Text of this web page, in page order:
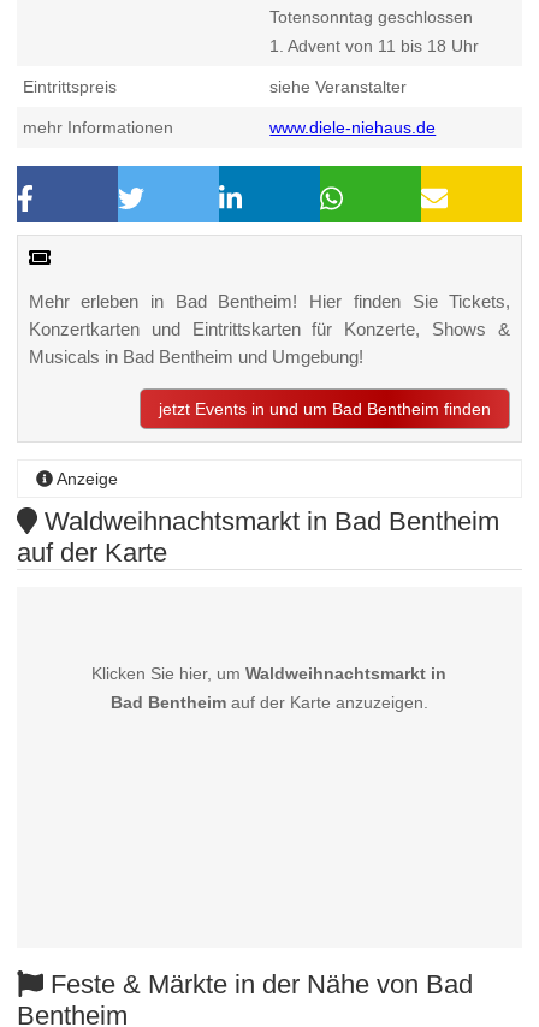
Totensonntag geschlossen
1. Advent von 11 bis 18 Uhr
Eintrittspreis siehe Veranstalter
mehr Informationen www.diele-niehaus.de
Mehr erleben in Bad Bentheim! Hier finden Sie Tickets,
Konzertkarten und Eintrittskarten für Konzerte, Shows &
Musicals in Bad Bentheim und Umgebung!
jetzt Events in und um Bad Bentheim finden
Anzeige
Waldweihnachtsmarkt in Bad Bentheim
auf der Karte
Klicken Sie hier, umWaldweihnachtsmarkt in
Bad Bentheimauf der Karte anzuzeigen.
Feste & Märkte in der Nähe von Bad
Bentheim